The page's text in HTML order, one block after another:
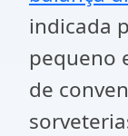
indicada
pequeno
de